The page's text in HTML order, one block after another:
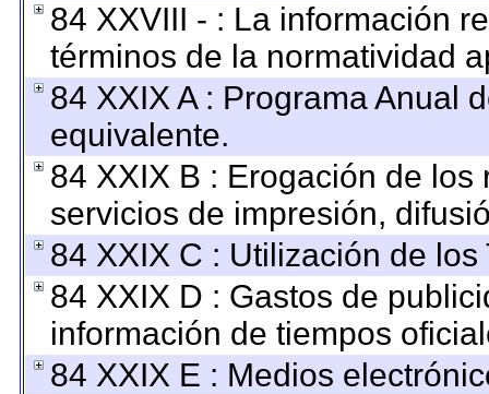
84 XXVIII - : La información
términos de la normatividad
84 XXIX A : Programa Anual
equivalente.
84 XXIX B : Erogación de
servicios de impresión,
84 XXIX C : Utilización de
84 XXIX D : Gastos de
información de tiempos
84 XXIX E : Medios